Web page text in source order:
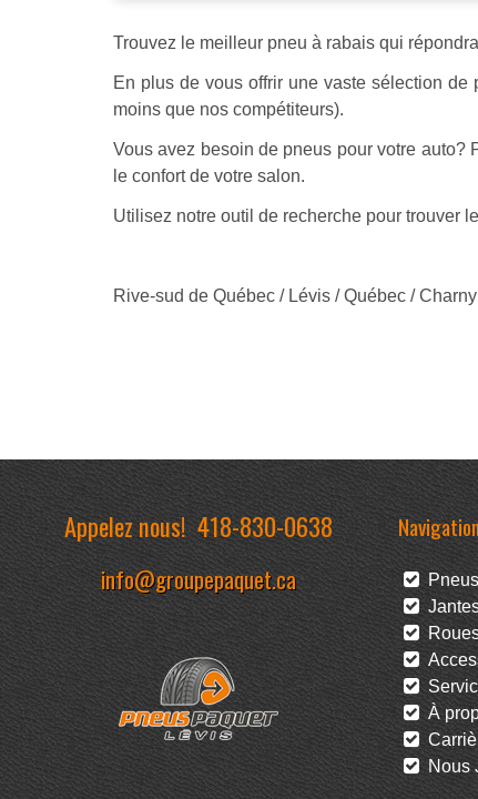
Trouvez le meilleur pneu à rabais qui
En plus de vous offrir une vaste sélection
moins que nos compétiteurs).
Vous avez besoin de pneus pour votre auto?
le confort de votre salon.
Utilisez notre outil de recherche pour trouver
Rive-sud de Québec / Lévis / Québec /
Appelez nous!418-830-0638
info@groupepaquet.ca
Pneus
À
Nous